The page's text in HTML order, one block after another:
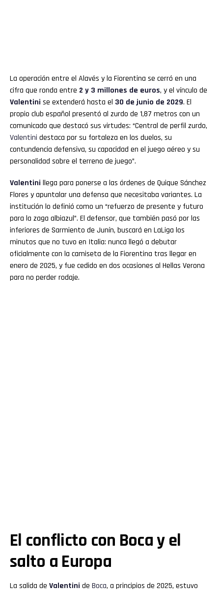
La operación entre el Alavés y la Fiorentina se cerró en una
cifra que ronda entre 2 y 3 millones de euros, y el vínculo de
Valentini se extenderá hasta el 30 de junio de 2029. El
propio club español presentó al zurdo de 1,87 metros con un
comunicado que destacó sus virtudes: “Central de perfil zurdo,
Valentini destaca por su fortaleza en los duelos, su
contundencia defensiva, su capacidad en el juego aéreo y su
personalidad sobre el terreno de juego”.
Valentini llega para ponerse a las órdenes de Quique Sánchez
Flores y apuntalar una defensa que necesitaba variantes. La
institución lo definió como un “refuerzo de presente y futuro
para la zaga albiazul”. El defensor, que también pasó por las
inferiores de Sarmiento de Junín, buscará en LaLiga los
minutos que no tuvo en Italia: nunca llegó a debutar
oficialmente con la camiseta de la Fiorentina tras llegar en
enero de 2025, y fue cedido en dos ocasiones al Hellas Verona
para no perder rodaje.
El conflicto con Boca y el
salto a Europa
La salida de Valentini de Boca, a principios de 2025, estuvo